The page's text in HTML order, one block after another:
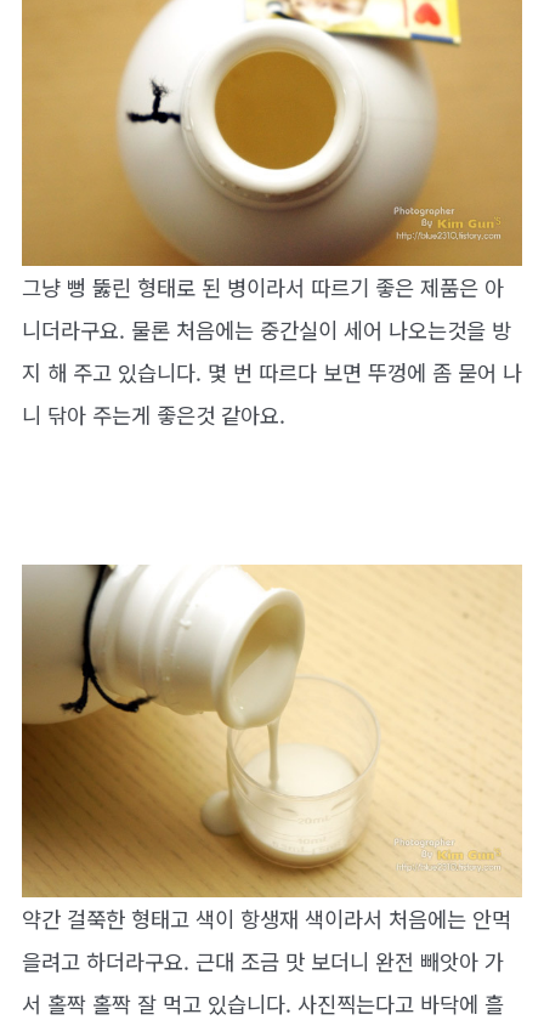
그냥 뻥 뚫린 형태로 된 병이라서 따르기 좋은 제품은 아
니더라구요. 물론 처음에는 중간실이 세어 나오는것을 방
지 해 주고 있습니다. 몇 번 따르다 보면 뚜껑에 좀 묻어 나
니 닦아 주는게 좋은것 같아요.
약간 걸쭉한 형태고 색이 항생재 색이라서 처음에는 안먹
을려고 하더라구요. 근대 조금 맛 보더니 완전 빼앗아 가
서 홀짝 홀짝 잘 먹고 있습니다. 사진찍는다고 바닥에 흘